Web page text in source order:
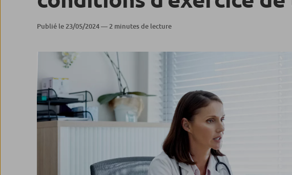
Publié le 23/05/2024 — 2 minutes de lecture